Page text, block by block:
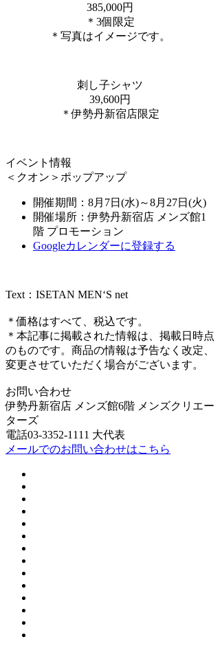
385,000円
＊3個限定
＊写真はイメージです。
刺し子シャツ
39,600円
＊伊勢丹新宿店限定
イベント情報
＜クオン＞ポップアップ
開催期間：8月7日(水)～8月27日(火)
開催場所：伊勢丹新宿店 メンズ館1
階 プロモーション
Googleカレンダーに登録する
Text：ISETAN MEN‘S net
＊価格はすべて、税込です。
＊本記事に掲載された情報は、掲載日時点
のものです。商品の情報は予告なく改定、
変更させていただく場合がございます。
お問い合わせ
伊勢丹新宿店 メンズ館6階 メンズクリエー
ターズ
電話03-3352-1111 大代表
メールでのお問い合わせはこちら